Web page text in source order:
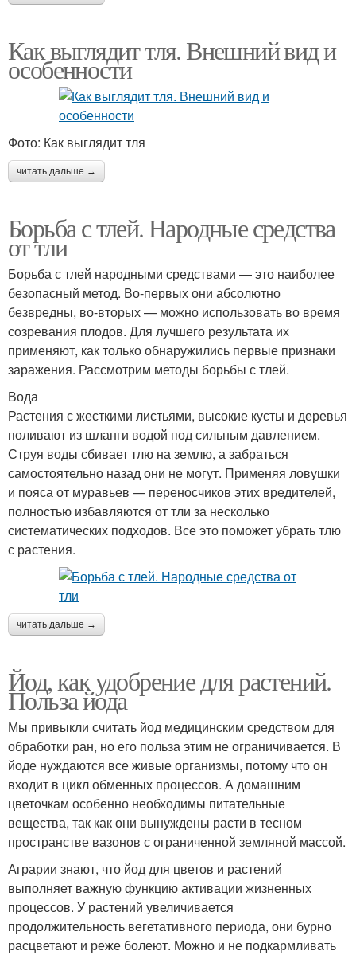
Как выглядит тля. Внешний вид и
особенности
Фото: Как выглядит тля
читать дальше →
Борьба с тлей. Народные средства
от тли
Борьба с тлей народными средствами — это наиболее
безопасный метод. Во-первых они абсолютно
безвредны, во-вторых — можно использовать во время
созревания плодов. Для лучшего результата их
применяют, как только обнаружились первые признаки
заражения. Рассмотрим методы борьбы с тлей.
Вода
Растения с жесткими листьями, высокие кусты и деревья
поливают из шланги водой под сильным давлением.
Струя воды сбивает тлю на землю, а забраться
самостоятельно назад они не могут. Применяя ловушки
и пояса от муравьев — переносчиков этих вредителей,
полностью избавляются от тли за несколько
систематических подходов. Все это поможет убрать тлю
с растения.
читать дальше →
Йод, как удобрение для растений.
Польза йода
Мы привыкли считать йод медицинским средством для
обработки ран, но его польза этим не ограничивается. В
йоде нуждаются все живые организмы, потому что он
входит в цикл обменных процессов. А домашним
цветочкам особенно необходимы питательные
вещества, так как они вынуждены расти в тесном
пространстве вазонов с ограниченной земляной массой.
Аграрии знают, что йод для цветов и растений
выполняет важную функцию активации жизненных
процессов. У растений увеличивается
продолжительность вегетативного периода, они бурно
расцветают и реже болеют. Можно и не подкармливать